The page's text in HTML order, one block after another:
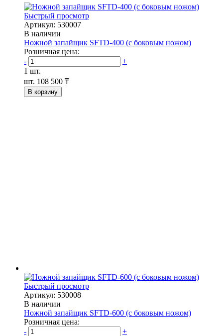
Быстрый просмотр
Артикул: 530007
В наличии
Ножной запайщик SFTD-400 (с боковым ножом)
Розничная цена:
-
+
1 шт.
шт. 108 500 ₸
В корзину
Быстрый просмотр
Артикул: 530008
В наличии
Ножной запайщик SFTD-600 (с боковым ножом)
Розничная цена:
-
+